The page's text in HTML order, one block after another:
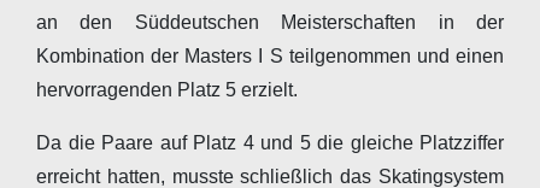
an den Süddeutschen Meisterschaften in der
Kombination der Masters I S teilgenommen und einen
hervorragenden Platz 5 erzielt.
Da die Paare auf Platz 4 und 5 die gleiche Platzziffer
erreicht hatten, musste schließlich das Skatingsystem